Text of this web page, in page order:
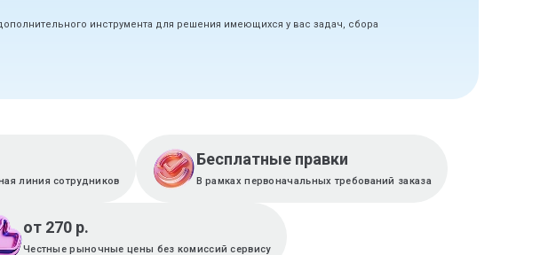
инструмента для решения имеющихся у вас задач, сбора
линия сотрудников
Бесплатные правки
В рамках первоначальных требований заказа
от 270 р.
Честные рыночные цены без комиссий сервису